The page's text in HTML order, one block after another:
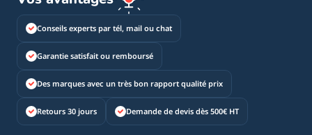
Conseils experts par tél, mail ou chat
Garantie satisfait ou remboursé
Des marques avec un très bon rapport qualité prix
Retours 30 jours Demande de devis dès 500€ HT